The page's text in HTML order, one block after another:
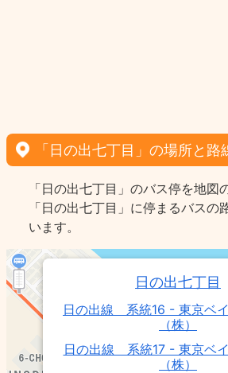
「日の出七丁目」の場所と路
「日の出七丁目」のバス停を地図
「日の出七丁目」に停まるバスの
います。
日の出七丁目
日の出線 系統16 - 東京ベ
（株）
日の出線 系統17 - 東京ベ
（株）